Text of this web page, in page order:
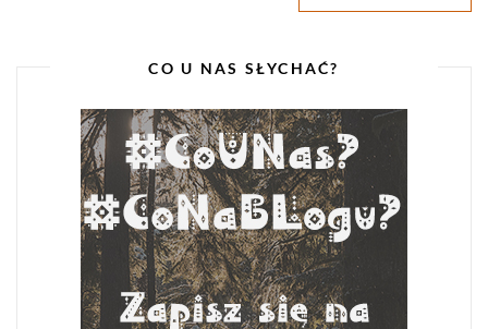
CO U NAS SŁYCHAĆ?